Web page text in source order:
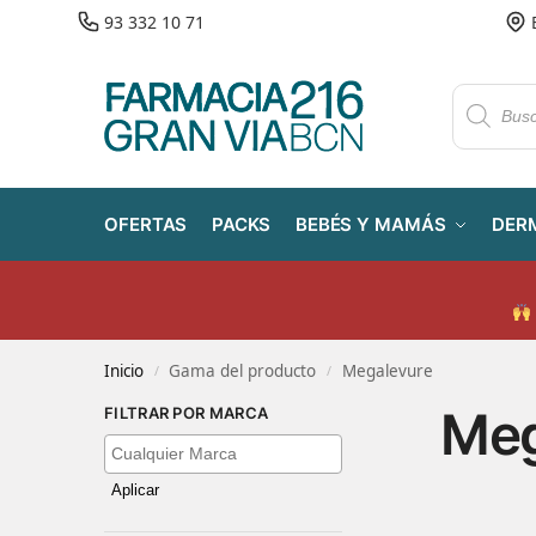
93 332 10 71
OFERTAS PACKS BEBÉS Y MAMÁS
Inicio / Gama del producto / Megalevure
FILTRAR POR MARCA
Aplicar